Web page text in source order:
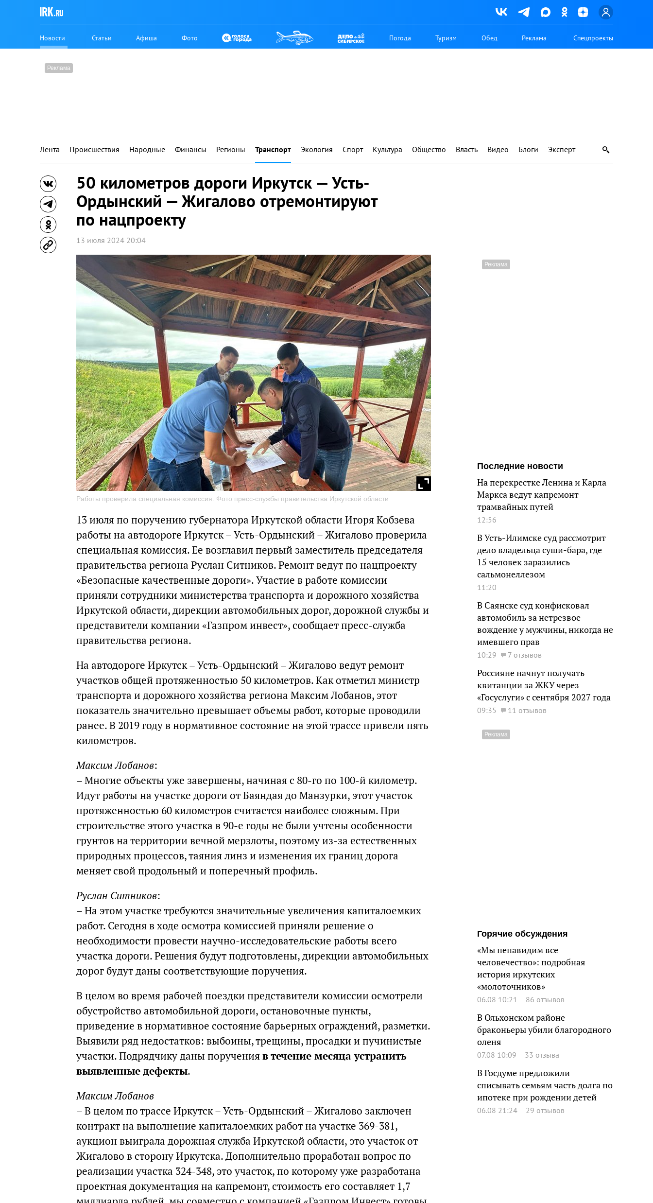
Новости Статьи Афиша Фото Погода Туризм Обед Реклама Спецпроекты
Лента Происшествия Народные Финансы Регионы Транспорт Экология Спорт Культура Общество Власть Видео Блоги Эксперт
50 километров дороги Иркутск — Усть-
Ордынский — Жигалово отремонтируют
по нацпроекту
13 июля 2024 20:04
Работы проверила специальная комиссия. Фото пресс-службы правительства Иркутской области
13 июля по поручению губернатора Иркутской области Игоря Кобзева
работы на автодороге Иркутск – Усть-Ордынский – Жигалово проверила
специальная комиссия. Ее возглавил первый заместитель председателя
правительства региона Руслан Ситников. Ремонт ведут по нацпроекту
«Безопасные качественные дороги». Участие в работе комиссии
приняли сотрудники министерства транспорта и дорожного хозяйства
Иркутской области, дирекции автомобильных дорог, дорожной службы и
представители компании «Газпром инвест», сообщает пресс-служба
правительства региона.
На автодороге Иркутск – Усть-Ордынский – Жигалово ведут ремонт
участков общей протяженностью 50 километров. Как отметил министр
транспорта и дорожного хозяйства региона Максим Лобанов, этот
показатель значительно превышает объемы работ, которые проводили
ранее. В 2019 году в нормативное состояние на этой трассе привели пять
километров.
Максим Лобанов:
– Многие объекты уже завершены, начиная с 80-го по 100-й километр.
Идут работы на участке дороги от Баяндая до Манзурки, этот участок
протяженностью 60 километров считается наиболее сложным. При
строительстве этого участка в 90-е годы не были учтены особенности
грунтов на территории вечной мерзлоты, поэтому из-за естественных
природных процессов, таяния линз и изменения их границ дорога
меняет свой продольный и поперечный профиль.
Руслан Ситников:
– На этом участке требуются значительные увеличения капиталоемких
работ. Сегодня в ходе осмотра комиссией приняли решение о
необходимости провести научно-исследовательские работы всего
участка дороги. Решения будут подготовлены, дирекции автомобильных
дорог будут даны соответствующие поручения.
В целом во время рабочей поездки представители комиссии осмотрели
обустройство автомобильной дороги, остановочные пункты,
приведение в нормативное состояние барьерных ограждений, разметки.
Выявили ряд недостатков: выбоины, трещины, просадки и пучинистые
участки. Подрядчику даны порученияв течение месяца устранить
выявленные дефекты.
Максим Лобанов
– В целом по трассе Иркутск – Усть-Ордынский – Жигалово заключен
контракт на выполнение капиталоемких работ на участке 369-381,
аукцион выиграла дорожная служба Иркутской области, это участок от
Жигалово в сторону Иркутска. Дополнительно проработан вопрос по
реализации участка 324-348, это участок, по которому уже разработана
проектная документация на капремонт, стоимость его составляет 1,7
Последние новости
На перекрестке Ленина и Карла
Маркса ведут капремонт
трамвайных путей
12:56
В Усть-Илимске суд рассмотрит
дело владельца суши-бара, где
15 человек заразились
сальмонеллезом
11:20
В Саянске суд конфисковал
автомобиль за нетрезвое
вождение у мужчины, никогда не
имевшего прав
10:29 7 отзывов
Россияне начнут получать
квитанции за ЖКУ через
«Госуслуги» с сентября 2027 года
09:35 11 отзывов
Горячие обсуждения
«Мы ненавидим все
человечество»: подробная
история иркутских
«молоточников»
06.08 10:21 86 отзывов
В Ольхонском районе
браконьеры убили благородного
оленя
07.08 10:09 33 отзыва
В Госдуме предложили
списывать семьям часть долга по
ипотеке при рождении детей
06.08 21:24 29 отзывов